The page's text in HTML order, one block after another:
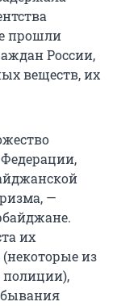
прошли
России,
веществ, их
—
их
из
полиции),